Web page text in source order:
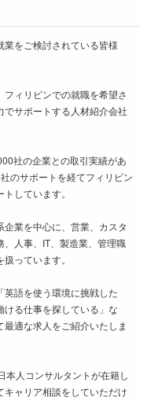
業をご検討されている皆様
ィリピンでの就職を希望さ
サポートする人材紹介会社
社の企業との取引実績があ
のサポートを経てフィリピン
しています。
業を中心に、営業、カスタ
、人事、IT、製造業、管理職
っています。
英語を使う環境に挑戦した
ける仕事を探している」な
適な求人をご紹介いたしま
本人コンサルタントが在籍し
ャリア相談をしていただけ